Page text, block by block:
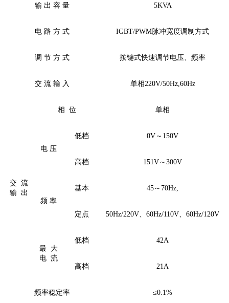
输 出 容 量 5KVA
电 路 方 式 IGBT/PWM脉冲宽度调制方式
调 节 方 式 按键式快速调节电压、频率
交 流 输 入 单相220V/50Hz,60Hz
交 流
输 出
相 位 单相
电 压
低档 0V～150V
高档 151V～300V
频 率
基本 45～70Hz,
定点 50Hz/220V、60Hz/110V、60Hz/120V
最
大
电 流
低档 42A
高档 21A
频率稳定率 ≤0.1%